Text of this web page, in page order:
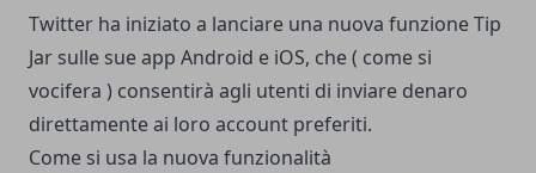
Twitter ha iniziato a lanciare una nuova funzione Tip
Jar sulle sue app Android e iOS, che ( come si
vocifera ) consentirà agli utenti di inviare denaro
direttamente ai loro account preferiti.
Come si usa la nuova funzionalità